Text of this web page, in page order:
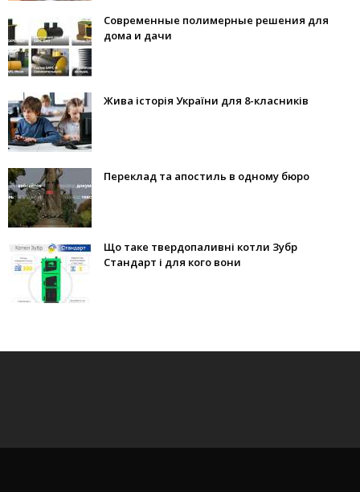
Современные полимерные решения для
дома и дачи
Жива історія України для 8-класників
Переклад та апостиль в одному бюро
Що таке твердопаливні котли Зубр
Стандарт і для кого вони